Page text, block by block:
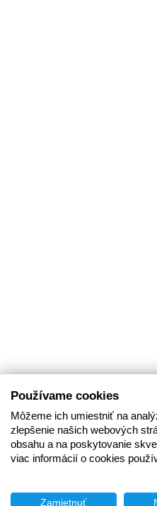
Používame cookies
Môžeme ich umiestniť na
zlepšenie našich webových
obsahu a na poskytovanie
viac informácií o cookies
Zamietnuť